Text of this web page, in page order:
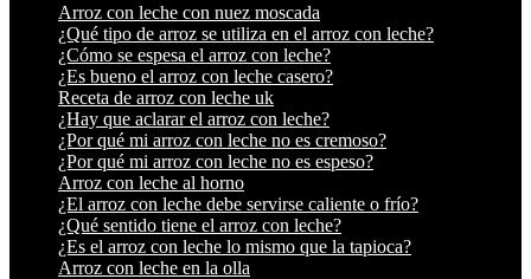
Arroz con leche con nuez moscada
¿Qué tipo de arroz se utiliza en el arroz con leche?
¿Cómo se espesa el arroz con leche?
¿Es bueno el arroz con leche casero?
Receta de arroz con leche uk
¿Hay que aclarar el arroz con leche?
¿Por qué mi arroz con leche no es cremoso?
¿Por qué mi arroz con leche no es espeso?
Arroz con leche al horno
¿El arroz con leche debe servirse caliente o frío?
¿Qué sentido tiene el arroz con leche?
¿Es el arroz con leche lo mismo que la tapioca?
Arroz con leche en la olla